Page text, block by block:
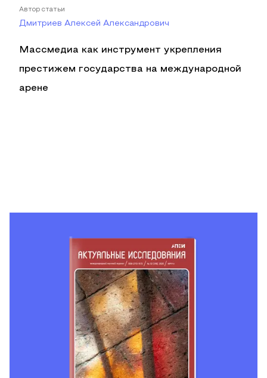
Автор статьи
Дмитриев Алексей Александрович
Массмедиа как инструмент укрепления
престижем государства на международной
арене